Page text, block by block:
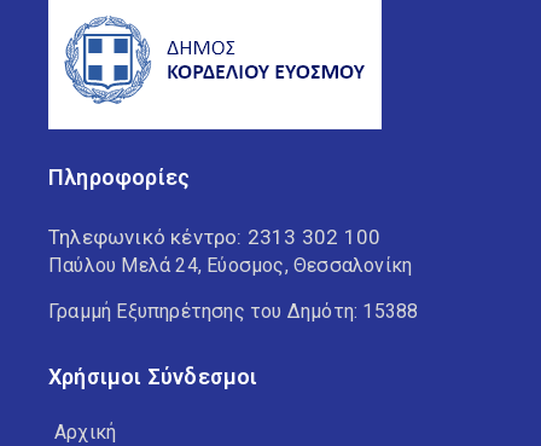
Πληροφορίες
Τηλεφωνικό κέντρο: 2313 302 100
Παύλου Μελά 24, Εύοσμος, Θεσσαλονίκη
Γραμμή Εξυπηρέτησης του Δημότη: 15388
Χρήσιμοι Σύνδεσμοι
Αρχική